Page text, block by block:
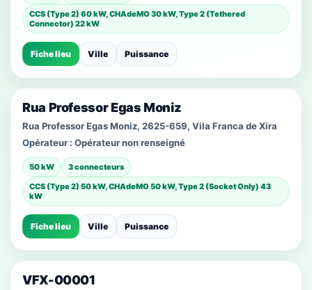
CCS (Type 2) 60 kW, CHAdeMO 30 kW, Type 2 (Tethered
Connector) 22 kW
Fiche lieu Ville Puissance
Rua Professor Egas Moniz
Rua Professor Egas Moniz, 2625-659, Vila Franca de Xira
Opérateur : Opérateur non renseigné
50 kW
3 connecteurs
CCS (Type 2) 50 kW, CHAdeMO 50 kW, Type 2 (Socket Only) 43
kW
Fiche lieu Ville Puissance
VFX-00001